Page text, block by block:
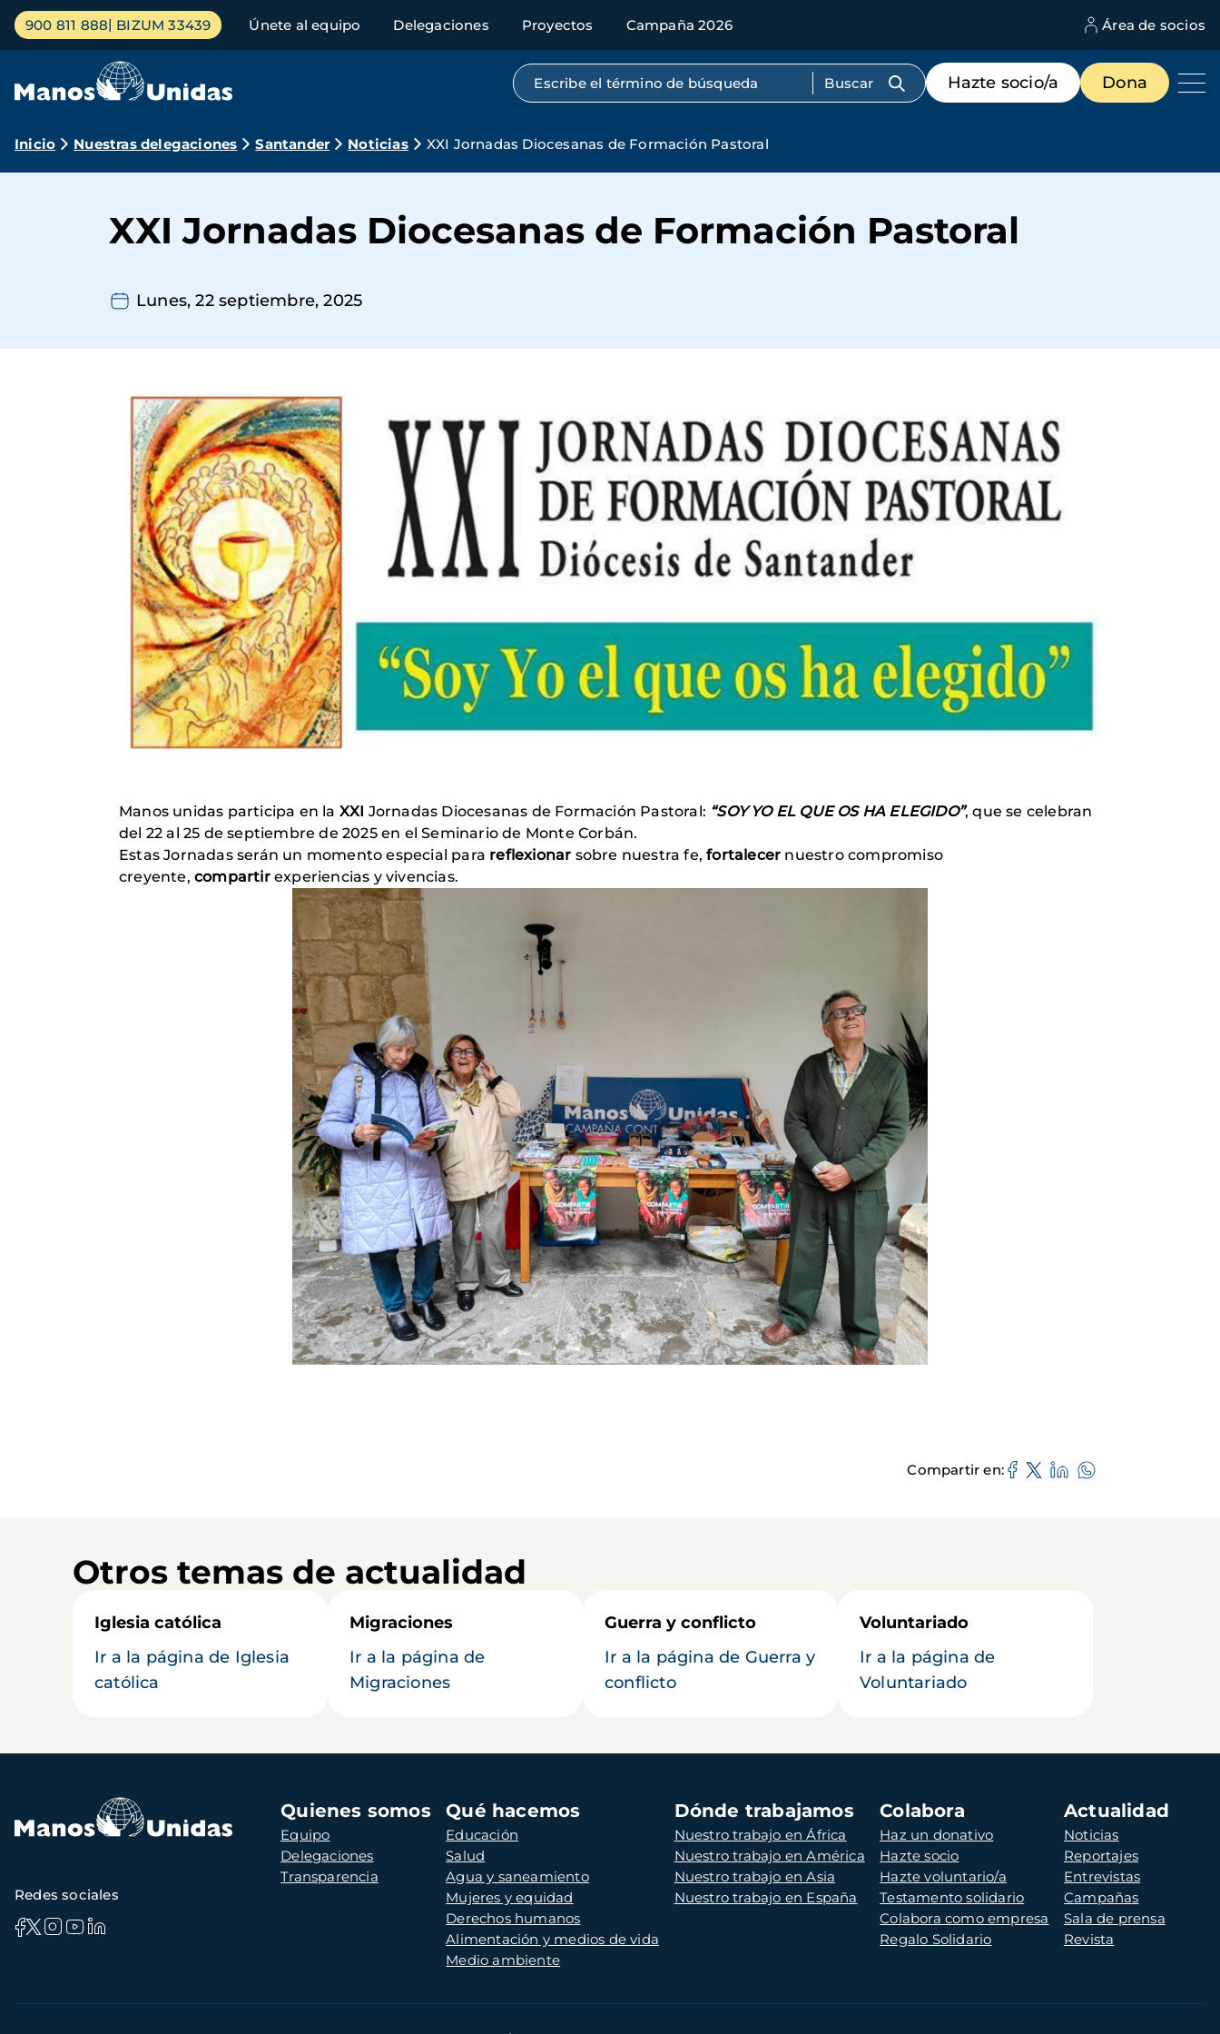
Pasar
contenido
Menú
principal
900 811 888 BIZUM 33439 Únete al equipo Delegaciones Proyectos Campaña 2026 Área de socios
Búsqueda por texto completo
Menú
de
destacados
Hazte socio/a Dona
Ruta
navegación
Inicio Nuestras delegaciones Santander Noticias XXI Jornadas Diocesanas de Formación Pastoral
XXI Jornadas Diocesanas de Formación Pastoral
Lunes, 22 septiembre, 2025
Manos unidas participa en la XXI Jornadas Diocesanas de Formación Pastoral: “SOY YO EL QUE OS HA ELEGIDO”, que se celebran
del 22 al 25 de septiembre de 2025 en el Seminario de Monte Corbán.
Estas Jornadas serán un momento especial para reflexionar sobre nuestra fe,fortalecer nuestro compromiso
creyente, compartirexperiencias y vivencias.
Compartir en
Otros temas de actualidad
Iglesia católica
Ir a la página de Iglesia
católica
Migraciones
Ir a la página de
Migraciones
Guerra y conflicto
Ir a la página de Guerra y
conflicto
Voluntariado
Ir a la página de
Voluntariado
Navegación
principal
Quienes somos
Equipo
Delegaciones
Transparencia
Qué hacemos
Educación
Salud
Agua y saneamiento
Mujeres y equidad
Derechos humanos
Alimentación y medios de vida
Medio ambiente
Dónde trabajamos
Nuestro trabajo en África
Nuestro trabajo en América
Nuestro trabajo en Asia
Nuestro trabajo en España
Colabora
Haz un donativo
Hazte socio
Hazte voluntario/a
Testamento solidario
Colabora como empresa
Regalo Solidario
Actualidad
Noticias
Reportajes
Entrevistas
Campañas
Sala de prensa
Revista
Redes sociales